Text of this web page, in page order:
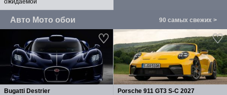
ожидаемой
Авто Мото обои 90 самых свежих >
Bugatti Destrier Porsche 911 GT3 S-C 2027